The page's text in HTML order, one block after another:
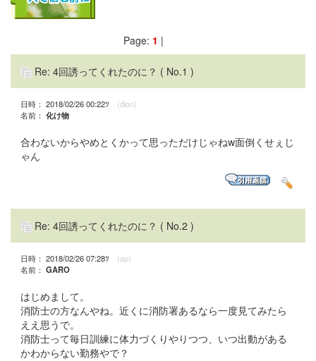
Page: 1 |
Re: 4回誘ってくれたのに？ ( No.1 )
日時： 2018/02/26 00:22ﾂ (dion)
名前： 化け物
合わないからやめとくかって思っただけじゃねw面倒くせぇじ
ゃん
Re: 4回誘ってくれたのに？ ( No.2 )
日時： 2018/02/26 07:28ﾂ (ap)
名前： GARO
はじめまして。
消防士の方なんやね。近くに消防署あるなら一度見てみたら
ええ思うで。
消防士って毎日訓練に体力づくりやりつつ、いつ出動がある
かわからない勤務やで？